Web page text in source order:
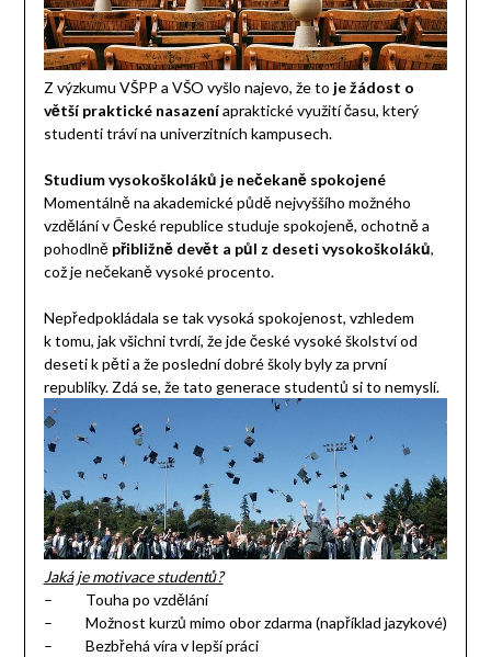
Z výzkumu VŠPP a VŠO vyšlo najevo, že to je žádost o
větší praktické nasazeníapraktické využití času, který
studenti tráví na univerzitních kampusech.
Studium vysokoškoláků je nečekaně spokojené
Momentálně na akademické půdě nejvyššího možného
vzdělání v České republice studuje spokojeně, ochotně a
pohodlně přibližně devět a půl z deseti vysokoškoláků,
což je nečekaně vysoké procento.
Nepředpokládala se tak vysoká spokojenost, vzhledem
k tomu, jak všichni tvrdí, že jde české vysoké školství od
deseti k pěti a že poslední dobré školy byly za první
republiky. Zdá se, že tato generace studentů si to nemyslí.
Jaká je motivace studentů?
– Touha po vzdělání
– Možnost kurzů mimo obor zdarma (například jazykové)
– Bezbřehá víra v lepší práci